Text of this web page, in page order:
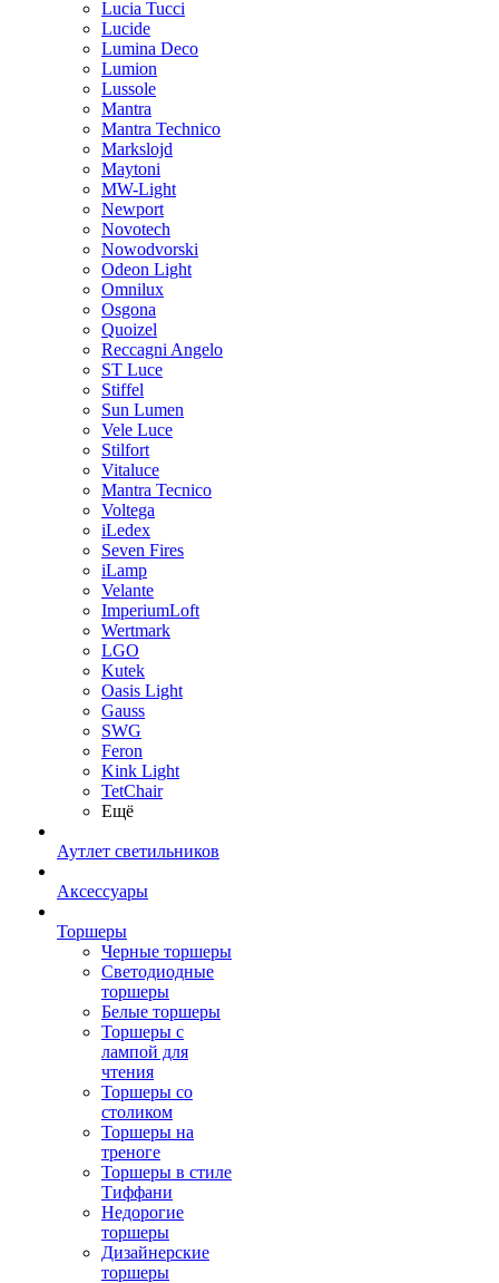
Lucia Tucci
Lucide
Lumina Deco
Lumion
Lussole
Mantra
Mantra Technico
Markslojd
Maytoni
MW-Light
Newport
Novotech
Nowodvorski
Odeon Light
Omnilux
Osgona
Quoizel
Reccagni Angelo
ST Luce
Stiffel
Sun Lumen
Vele Luce
Stilfort
Vitaluce
Mantra Tecnico
Voltega
iLedex
Seven Fires
iLamp
Velante
ImperiumLoft
Wertmark
LGO
Kutek
Oasis Light
Gauss
SWG
Feron
Kink Light
TetСhair
Ещё
Аутлет светильников
Аксессуары
Торшеры
Черные торшеры
Светодиодные
торшеры
Белые торшеры
Торшеры с
лампой для
чтения
Торшеры со
столиком
Торшеры на
треноге
Торшеры в стиле
Тиффани
Недорогие
торшеры
Дизайнерские
торшеры